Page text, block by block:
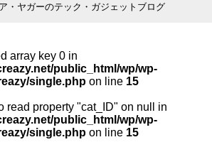
・ヤガーのテック・ガジェットブログ
array key 0 in
public_html/wp/wp-
single.php on line 15
read property "cat_ID" on null in
public_html/wp/wp-
single.php on line 15